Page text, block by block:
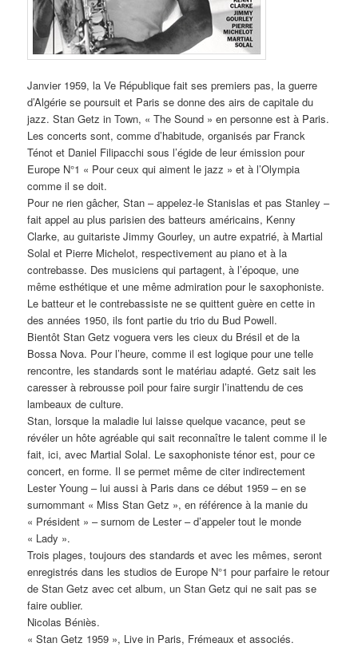
Janvier 1959, la Ve République fait ses premiers pas, la guerre
d’Algérie se poursuit et Paris se donne des airs de capitale du
jazz. Stan Getz in Town, « The Sound » en personne est à Paris.
Les concerts sont, comme d’habitude, organisés par Franck
Ténot et Daniel Filipacchi sous l’égide de leur émission pour
Europe N°1 « Pour ceux qui aiment le jazz » et à l’Olympia
comme il se doit.
Pour ne rien gâcher, Stan – appelez-le Stanislas et pas Stanley –
fait appel au plus parisien des batteurs américains, Kenny
Clarke, au guitariste Jimmy Gourley, un autre expatrié, à Martial
Solal et Pierre Michelot, respectivement au piano et à la
contrebasse. Des musiciens qui partagent, à l’époque, une
même esthétique et une même admiration pour le saxophoniste.
Le batteur et le contrebassiste ne se quittent guère en cette in
des années 1950, ils font partie du trio du Bud Powell.
Bientôt Stan Getz voguera vers les cieux du Brésil et de la
Bossa Nova. Pour l’heure, comme il est logique pour une telle
rencontre, les standards sont le matériau adapté. Getz sait les
caresser à rebrousse poil pour faire surgir l’inattendu de ces
lambeaux de culture.
Stan, lorsque la maladie lui laisse quelque vacance, peut se
révéler un hôte agréable qui sait reconnaître le talent comme il le
fait, ici, avec Martial Solal. Le saxophoniste ténor est, pour ce
concert, en forme. Il se permet même de citer indirectement
Lester Young – lui aussi à Paris dans ce début 1959 – en se
surnommant « Miss Stan Getz », en référence à la manie du
« Président » – surnom de Lester – d’appeler tout le monde
« Lady ».
Trois plages, toujours des standards et avec les mêmes, seront
enregistrés dans les studios de Europe N°1 pour parfaire le retour
de Stan Getz avec cet album, un Stan Getz qui ne sait pas se
faire oublier.
Nicolas Béniès.
« Stan Getz 1959 », Live in Paris, Frémeaux et associés.